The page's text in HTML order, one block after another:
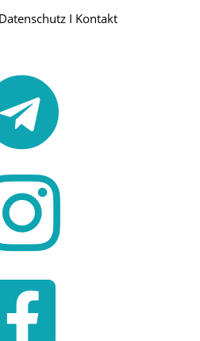
Datenschutz I Kontakt
